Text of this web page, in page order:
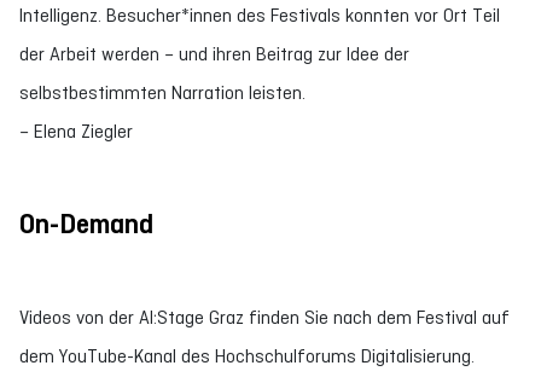
Intelligenz. Besucher*innen des Festivals konnten vor Ort Teil
der Arbeit werden – und ihren Beitrag zur Idee der
selbstbestimmten Narration leisten.
– Elena Ziegler
On-Demand
Videos von der AI:Stage Graz finden Sie nach dem Festival auf
dem YouTube-Kanal des Hochschulforums Digitalisierung.